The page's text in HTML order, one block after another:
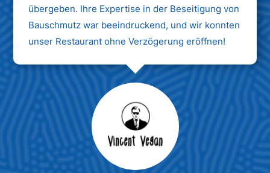
übergeben. Ihre Expertise in der Beseitigung von
Bauschmutz war beeindruckend, und wir konnten
unser Restaurant ohne Verzögerung eröffnen!